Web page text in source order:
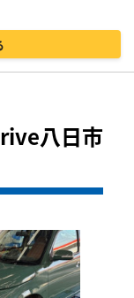
八日市